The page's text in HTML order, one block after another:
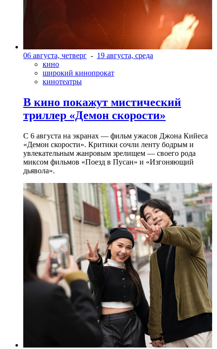
06 августа, четверг - 19 августа, среда
кино
широкий кинопрокат
кинотеатры
В кино покажут мистический
триллер «Демон скорости»
С 6 августа на экранах — фильм ужасов Джона Кийеса
«Демон скорости». Критики сочли ленту бодрым и
увлекательным жанровым зрелищeм — своего рода
миксом фильмов «Поезд в Пусан» и «Изгоняющий
дьявола».